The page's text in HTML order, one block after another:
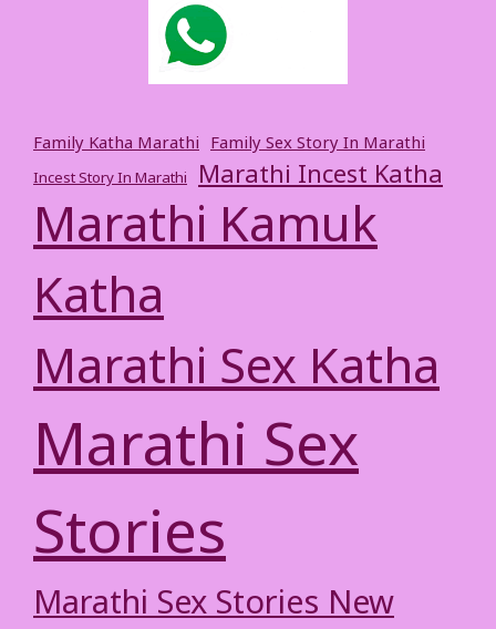
Family Katha Marathi Family Sex Story In Marathi
Incest Story In Marathi Marathi Incest Katha
Marathi Kamuk
Katha
Marathi Sex Katha
Marathi Sex
Stories
Marathi Sex Stories New